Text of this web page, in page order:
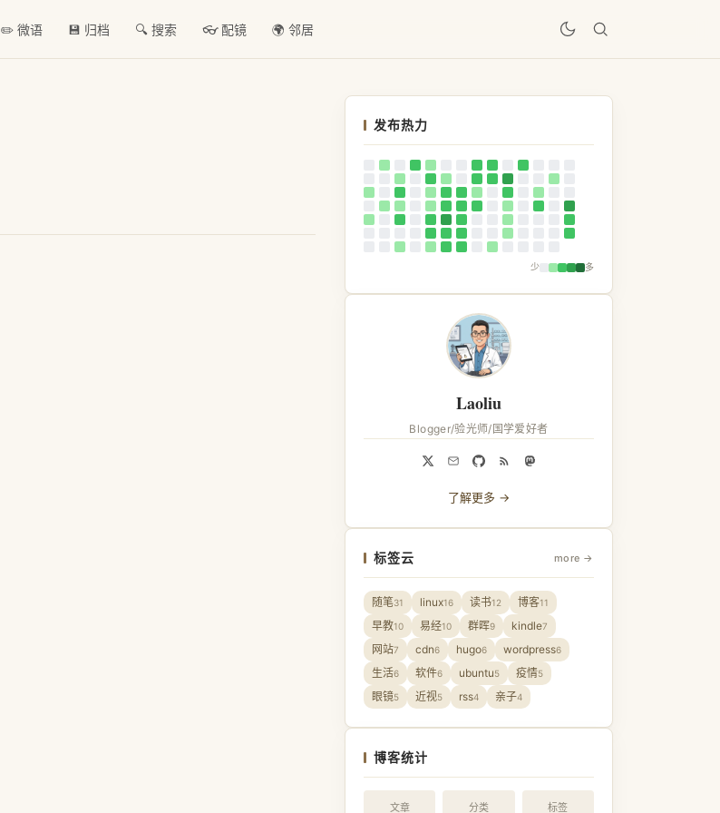
✏️ 微语 💾 归档 🔍 搜索 👓 配镜 🌍 邻居
发布热力
少 多
Laoliu
Blogger/验光师/国学爱好者
了解更多 →
标签云 more →
随笔31 linux16 读书12 博客11
早教10 易经10 群晖9 kindle7
网站7 cdn6 hugo6 wordpress6
生活6 软件6 ubuntu5 疫情5
眼镜5 近视5 rss4 亲子4
博客统计
文章 分类 标签